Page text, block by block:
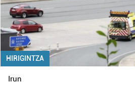
HIRIGINTZA
Irun